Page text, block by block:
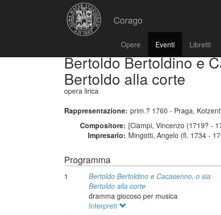
Corago
Opere Eventi Libretti
Bertoldo Bertoldino e
Bertoldo alla corte
opera lirica
Rappresentazione: prim.? 1760 - Praga,
Compositore: [Ciampi, Vincenzo (1719? -
Impresario: Mingotti, Angelo (fl. 1734 -
Programma
1
Bertoldo Bertoldino e Cacasenno, o sia
Bertoldo alla corte
dramma giocoso per musica
Interpreti